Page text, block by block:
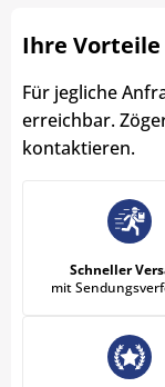
Ihre
Für jegliche
erreichbar.
kontaktieren.
Schneller
mit